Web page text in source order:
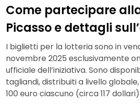
Come partecipare
Picasso e dettagli
I biglietti per la lotteria sono in
novembre 2025 esclusivamente
ufficiale dell’iniziativa. Sono
tagliandi, distribuiti a livello
100 euro ciascuno (circa 117 dollari).